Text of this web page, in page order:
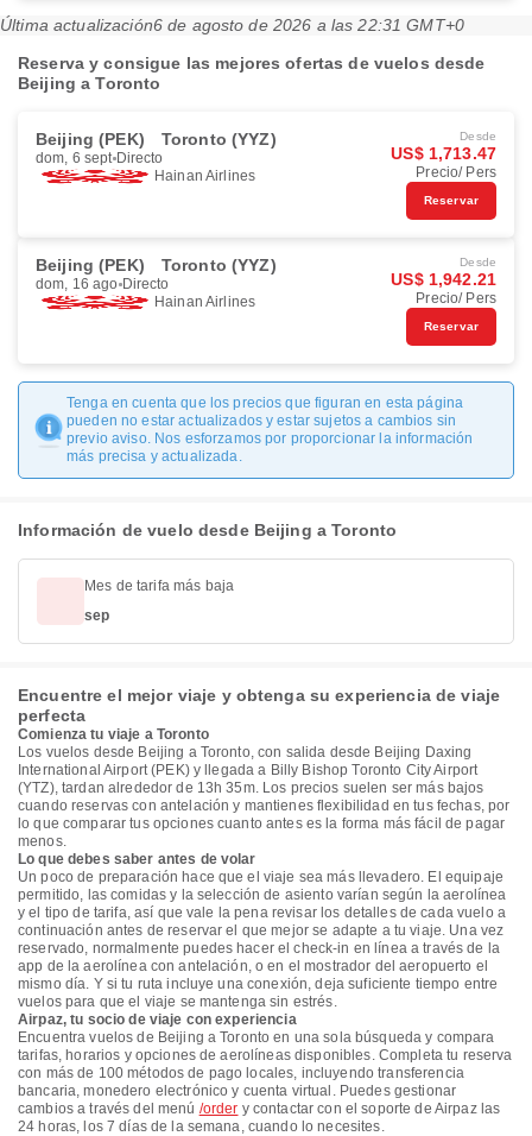
Última actualización6 de agosto de 2026 a las 22:31 GMT+0
Reserva y consigue las mejores ofertas de vuelos desde
Beijing a Toronto
Beijing (PEK) Toronto (YYZ)
dom, 6 sept Directo
Hainan Airlines
Desde
US$ 1,713.47
Precio/ Pers
Reservar
Beijing (PEK) Toronto (YYZ)
dom, 16 ago Directo
Hainan Airlines
Desde
US$ 1,942.21
Precio/ Pers
Reservar
Tenga en cuenta que los precios que figuran en esta página
pueden no estar actualizados y estar sujetos a cambios sin
previo aviso. Nos esforzamos por proporcionar la información
más precisa y actualizada.
Información de vuelo desde Beijing a Toronto
Mes de tarifa más baja
sep
Encuentre el mejor viaje y obtenga su experiencia de viaje
perfecta
Comienza tu viaje a Toronto
Los vuelos desde Beijing a Toronto, con salida desde Beijing Daxing
International Airport (PEK) y llegada a Billy Bishop Toronto City Airport
(YTZ), tardan alrededor de 13h 35m. Los precios suelen ser más bajos
cuando reservas con antelación y mantienes flexibilidad en tus fechas, por
lo que comparar tus opciones cuanto antes es la forma más fácil de pagar
menos.
Lo que debes saber antes de volar
Un poco de preparación hace que el viaje sea más llevadero. El equipaje
permitido, las comidas y la selección de asiento varían según la aerolínea
y el tipo de tarifa, así que vale la pena revisar los detalles de cada vuelo a
continuación antes de reservar el que mejor se adapte a tu viaje. Una vez
reservado, normalmente puedes hacer el check-in en línea a través de la
app de la aerolínea con antelación, o en el mostrador del aeropuerto el
mismo día. Y si tu ruta incluye una conexión, deja suficiente tiempo entre
vuelos para que el viaje se mantenga sin estrés.
Airpaz, tu socio de viaje con experiencia
Encuentra vuelos de Beijing a Toronto en una sola búsqueda y compara
tarifas, horarios y opciones de aerolíneas disponibles. Completa tu reserva
con más de 100 métodos de pago locales, incluyendo transferencia
bancaria, monedero electrónico y cuenta virtual. Puedes gestionar
cambios a través del menú /order y contactar con el soporte de Airpaz las
24 horas, los 7 días de la semana, cuando lo necesites.